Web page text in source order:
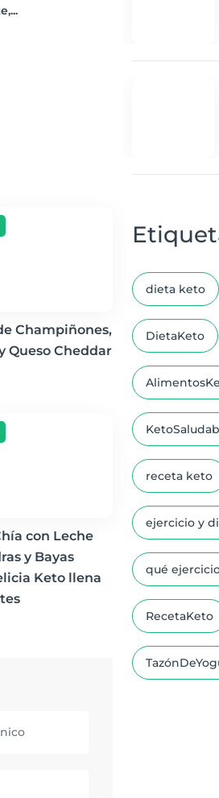
Champiñones,
Queso Cheddar
con Leche
y Bayas
Keto llena
dieta keto
DietaKeto
receta keto
ejercicio y
qué
RecetaKeto